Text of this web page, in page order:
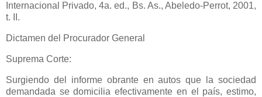
Internacional Privado, 4a. ed., Bs. As., Abeledo-Perrot, 2001,
t. II.
Dictamen del Procurador General
Suprema Corte:
Surgiendo del informe obrante en autos que la sociedad
demandada se domicilia efectivamente en el país, estimo,